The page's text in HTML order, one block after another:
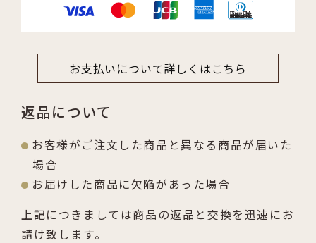
お支払いについて詳しくはこちら
返品について
お客様がご注文した商品と異なる商品が届いた
場合
お届けした商品に欠陥があった場合
上記につきましては商品の返品と交換を迅速にお
請け致します。